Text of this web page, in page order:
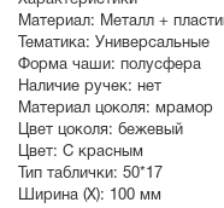
Материал: Металл +
Тематика: Универсальные
Форма чаши: полусфера
Наличие ручек: нет
Материал цоколя: мрамор
Цвет цоколя: бежевый
Цвет: С красным
Тип таблички: 50*17
Ширина (X): 100 мм